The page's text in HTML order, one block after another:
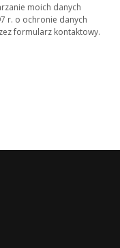
moich danych
r. o ochronie danych
formularz kontaktowy.